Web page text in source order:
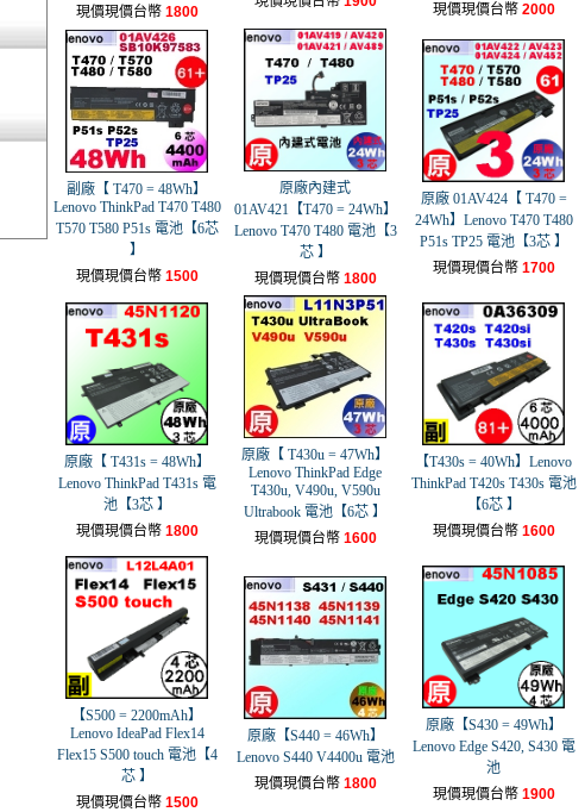
現價現價台幣 1800
現價現價台幣 2000
副廠【 T470 = 48Wh】
Lenovo ThinkPad T470 T480
T570 T580 P51s 電池【6芯
】
現價現價台幣 1500
原廠內建式
01AV421【T470 = 24Wh】
Lenovo T470 T480 電池【3
芯 】
現價現價台幣 1800
原廠 01AV424【 T470 =
24Wh】Lenovo T470 T480
P51s TP25 電池【3芯 】
現價現價台幣 1700
原廠【 T431s = 48Wh】
Lenovo ThinkPad T431s 電
池【3芯 】
現價現價台幣 1800
原廠【 T430u = 47Wh】
Lenovo ThinkPad Edge
T430u, V490u, V590u
Ultrabook 電池【6芯 】
現價現價台幣 1600
【T430s = 40Wh】Lenovo
ThinkPad T420s T430s 電池
【6芯 】
現價現價台幣 1600
【S500 = 2200mAh】
Lenovo IdeaPad Flex14
Flex15 S500 touch 電池【4
芯 】
現價現價台幣 1500
原廠【S440 = 46Wh】
Lenovo S440 V4400u 電池
現價現價台幣 1800
原廠【S430 = 49Wh】
Lenovo Edge S420, S430 電
池
現價現價台幣 1900